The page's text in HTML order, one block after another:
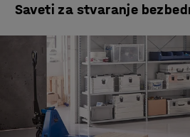
Saveti za stvaranje